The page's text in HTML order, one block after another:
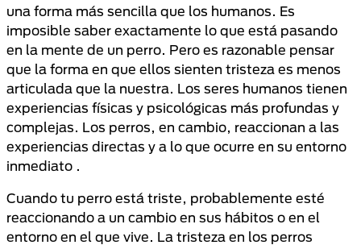
una forma más sencilla que los humanos. Es
imposible saber exactamente lo que está pasando
en la mente de un perro. Pero es razonable pensar
que la forma en que ellos sienten tristeza es menos
articulada que la nuestra. Los seres humanos tienen
experiencias físicas y psicológicas más profundas y
complejas. Los perros, en cambio, reaccionan a las
experiencias directas y a lo que ocurre en su entorno
inmediato .
Cuando tu perro está triste, probablemente esté
reaccionando a un cambio en sus hábitos o en el
entorno en el que vive. La tristeza en los perros